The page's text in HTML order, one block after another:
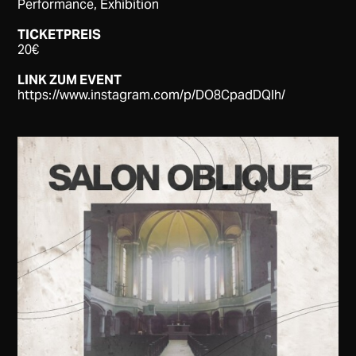
Performance, Exhibition
TICKETPREIS
20€
LINK ZUM EVENT
https://www.instagram.com/p/DO8CpadDQlh/